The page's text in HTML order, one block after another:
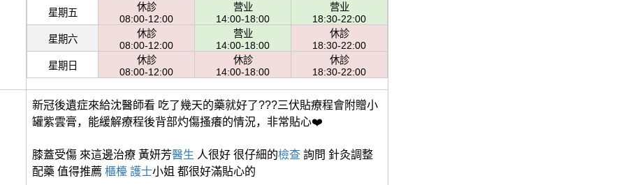
星期五
休診
08:00-12:00
营业
14:00-18:00
营业
18:30-22:00
星期六
休診
08:00-12:00
营业
14:00-18:00
休診
18:30-22:00
星期日
休診
08:00-12:00
休診
14:00-18:00
休診
18:30-22:00
新冠後遺症來給沈醫師看 吃了幾天的藥就好了???三伏貼療程會附贈小
罐紫雲膏，能緩解療程後背部灼傷搔癢的情況，非常貼心❤️
膝蓋受傷 來這邊治療 黃妍芳醫生 人很好 很仔細的檢查 詢問 針灸調整
配藥 值得推薦 櫃檯 護士小姐 都很好滿貼心的